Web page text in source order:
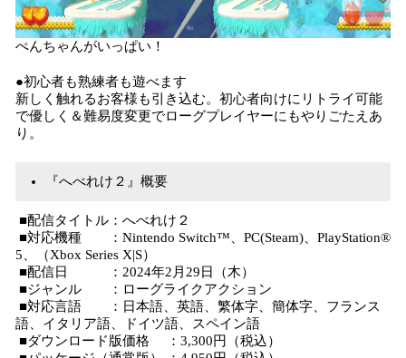
ぺんちゃんがいっぱい！
●初心者も熟練者も遊べます
新しく触れるお客様も引き込む。初心者向けにリトライ可能
で優しく＆難易度変更でローグプレイヤーにもやりごたえあ
り。
『へべれけ２』概要
■配信タイトル：へべれけ２
■対応機種 ：Nintendo Switch™、PC(Steam)、PlayStation®
5、（Xbox Series X|S）
■配信日 ：2024年2月29日（木）
■ジャンル ：ローグライクアクション
■対応言語 ：日本語、英語、繁体字、簡体字、フランス
語、イタリア語、ドイツ語、スペイン語
■ダウンロード版価格 ：3,300円（税込）